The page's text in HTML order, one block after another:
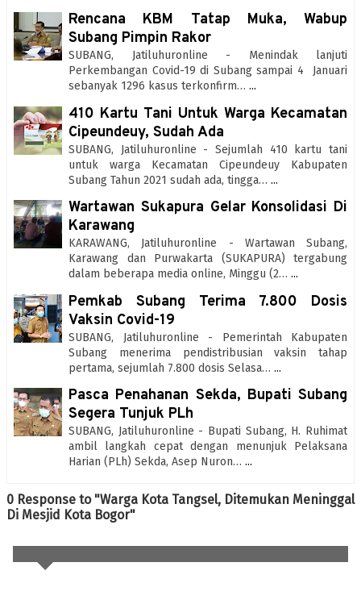
Rencana KBM Tatap Muka, Wabup
Subang Pimpin Rakor
SUBANG, Jatiluhuronline - Menindak lanjuti
Perkembangan Covid-19 di Subang sampai 4 Januari
sebanyak 1296 kasus terkonfirm… ...
410 Kartu Tani Untuk Warga Kecamatan
Cipeundeuy, Sudah Ada
SUBANG, Jatiluhuronline - Sejumlah 410 kartu tani
untuk warga Kecamatan Cipeundeuy Kabupaten
Subang Tahun 2021 sudah ada, tingga… ...
Wartawan Sukapura Gelar Konsolidasi Di
Karawang
KARAWANG, Jatiluhuronline - Wartawan Subang,
Karawang dan Purwakarta (SUKAPURA) tergabung
dalam beberapa media online, Minggu (2… ...
Pemkab Subang Terima 7.800 Dosis
Vaksin Covid-19
SUBANG, Jatiluhuronline - Pemerintah Kabupaten
Subang menerima pendistribusian vaksin tahap
pertama, sejumlah 7.800 dosis Selasa… ...
Pasca Penahanan Sekda, Bupati Subang
Segera Tunjuk PLh
SUBANG, Jatiluhuronline - Bupati Subang, H. Ruhimat
ambil langkah cepat dengan menunjuk Pelaksana
Harian (PLh) Sekda, Asep Nuron… ...
0 Response to "Warga Kota Tangsel, Ditemukan Meninggal
Di Mesjid Kota Bogor"